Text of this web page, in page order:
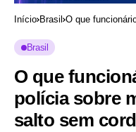
Início Brasil O que
Brasil
O que
polícia sobre
salto sem